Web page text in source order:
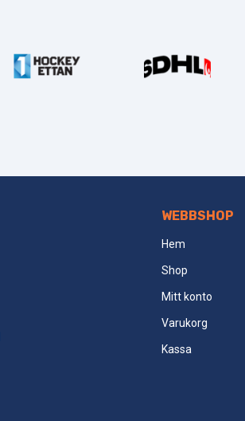
WEBBSHOP
Hem
Shop
Mitt konto
Varukorg
Kassa